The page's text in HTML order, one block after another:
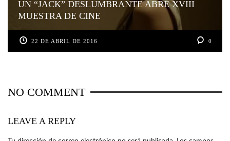
UN “JACK” DESLUMBRANTE ABRE XVIII
MUESTRA DE CINE
22 DE ABRIL DE 2016 0
NO COMMENT
LEAVE A REPLY